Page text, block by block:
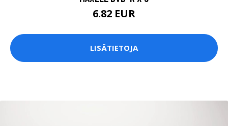
6.82 EUR
LISÄTIETOJA